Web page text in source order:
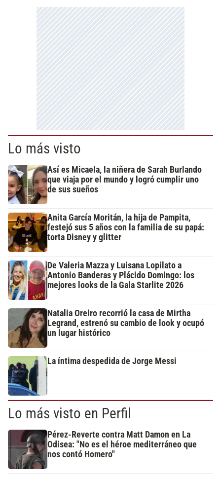
Lo más visto
Así es Micaela, la niñera de Sarah Burlando
que viaja por el mundo y logró cumplir uno
de sus sueños
Anita García Moritán, la hija de Pampita,
festejó sus 5 años con la familia de su papá:
torta Disney y glitter
De Valeria Mazza y Luisana Lopilato a
Antonio Banderas y Plácido Domingo: los
mejores looks de la Gala Starlite 2026
Natalia Oreiro recorrió la casa de Mirtha
Legrand, estrenó su cambio de look y ocupó
un lugar histórico
La íntima despedida de Jorge Messi
Lo más visto en Perfil
Pérez-Reverte contra Matt Damon en La
Odisea: "No es el héroe mediterráneo que
nos contó Homero"